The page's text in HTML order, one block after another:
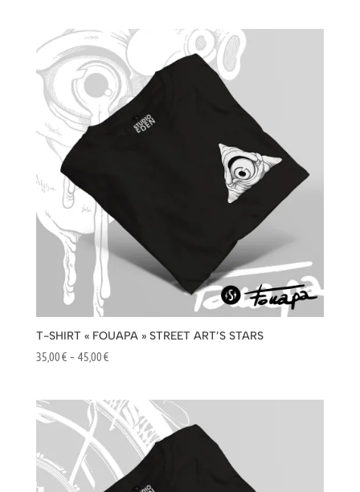
25,00 €
à
35,00 €
T-SHIRT « FOUAPA » STREET ART’S STARS
35,00€ – 45,00€Plage
35,00 €
à
45,00 €